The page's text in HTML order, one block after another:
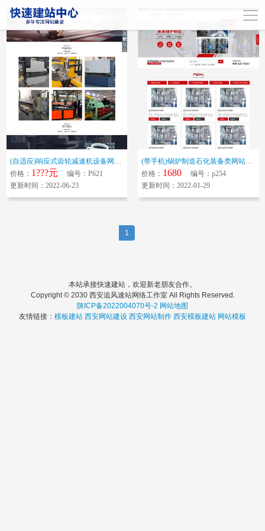
(自适应)响应式齿轮减速机设备网站模板 html5机械设备网站源码下载
价格： 1???元 编号：P621
更新时间：2022-06-23
(带手机)锅炉制造石化装备类网站模板 红色机械设备网站源码下载
价格： 1680 编号：p254
更新时间：2022-01-29
1
本站承接快速建站，欢迎新老朋友合作。
Copyright © 2030 西安追风速站网络工作室 All Rights Reserved.
陕ICP备2022004070号-2 网站地图
友情链接： 模板建站 西安网站建设 西安网站制作 西安模板建站 网站模板